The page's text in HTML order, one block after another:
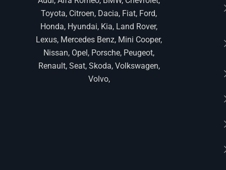
Toyota, Citroen, Dacia, Fiat, Ford,
Honda, Hyundai, Kia, Land Rover,
Lexus, Mercedes Benz, Mini Cooper,
Nissan, Opel, Porsche, Peugeot,
Renault, Seat, Skoda, Volkswagen,
Volvo,